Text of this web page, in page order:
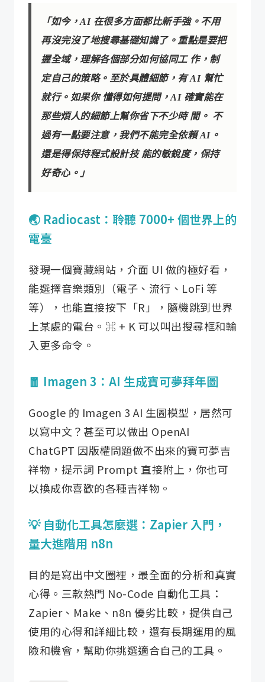
「如今，AI 在很多方面都比新手強。不用
再沒完沒了地搜尋基礎知識了。重點是要把
握全域，理解各個部分如何協同工 作，制
定自己的策略。至於具體細節，有 AI 幫忙
就行。如果你 懂得如何提問，AI 確實能在
那些煩人的細節上幫你省下不少時 間。 不
過有一點要注意，我們不能完全依賴 AI。
還是得保持程式設計技 能的敏銳度，保持
好奇心。」
🌏 Radiocast：聆聽 7000+ 個世界上的
電臺
發現一個寶藏網站，介面 UI 做的極好看，
能選擇音樂類別（電子、流行、LoFi 等
等），也能直接按下「R」，隨機跳到世界
上某處的電台。⌘ + K 可以叫出搜尋框和輸
入更多命令。
🧧 Imagen 3：AI 生成寶可夢拜年圖
Google 的 Imagen 3 AI 生圖模型，居然可
以寫中文？甚至可以做出 OpenAI
ChatGPT 因版權問題做不出來的寶可夢吉
祥物，提示詞 Prompt 直接附上，你也可
以換成你喜歡的各種吉祥物。
💡 自動化工具怎麼選：Zapier 入門，
量大進階用 n8n
目的是寫出中文圈裡，最全面的分析和真實
心得。三款熱門 No-Code 自動化工具：
Zapier、Make、n8n 優劣比較，提供自己
使用的心得和詳細比較，還有長期運用的風
險和機會，幫助你挑選適合自己的工具。